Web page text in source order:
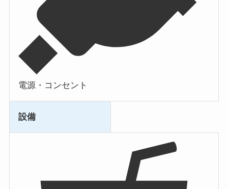
電源・コンセント
設備